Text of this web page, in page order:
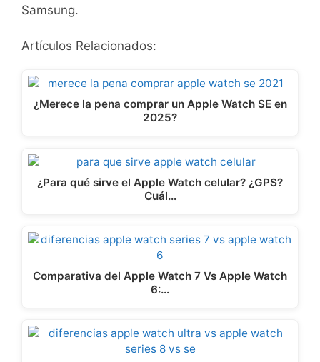
Samsung.
Artículos Relacionados:
¿Merece la pena comprar un Apple Watch SE en
2025?
¿Para qué sirve el Apple Watch celular? ¿GPS?
Cuál…
Comparativa del Apple Watch 7 Vs Apple Watch
6:…